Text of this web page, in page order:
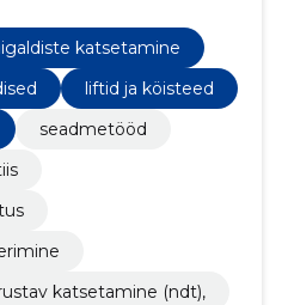
katsetamine
liftid ja köisteed
seadmetööd
katsetamine (ndt),